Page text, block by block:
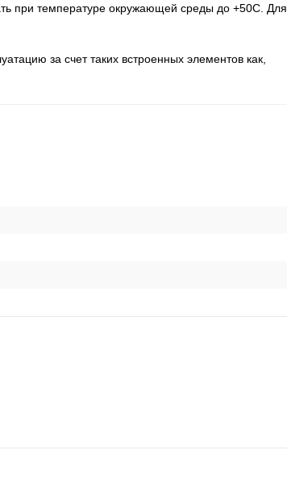
при температуре окружающей среды до +50С. Для
за счет таких встроенных элементов как,